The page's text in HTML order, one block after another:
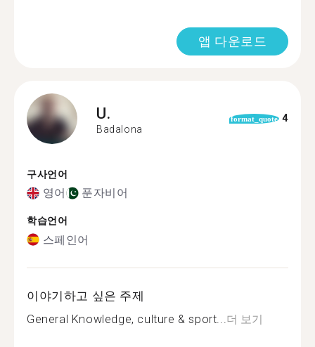
앱 다운로드
U.
Badalona
format_quote 4
구사언어
영어 푼자비어
학습언어
스페인어
이야기하고 싶은 주제
General Knowledge, culture & sport... 더 보기